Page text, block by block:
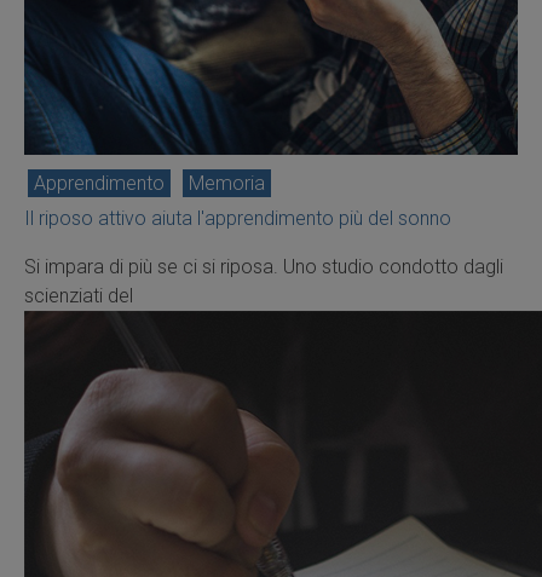
Apprendimento
Memoria
Il riposo attivo aiuta l'apprendimento più del sonno
Si impara di più se ci si riposa. Uno studio condotto dagli
scienziati del